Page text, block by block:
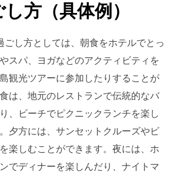
方（具体例）
ごし方としては、朝食をホテルでとっ
スパ、ヨガなどのアクティビティを
観光ツアーに参加したりすることが
は、地元のレストランで伝統的なバ
、ビーチでピクニックランチを楽し
夕方には、サンセットクルーズやビ
楽しむことができます。夜には、ホ
でディナーを楽しんだり、ナイトマ